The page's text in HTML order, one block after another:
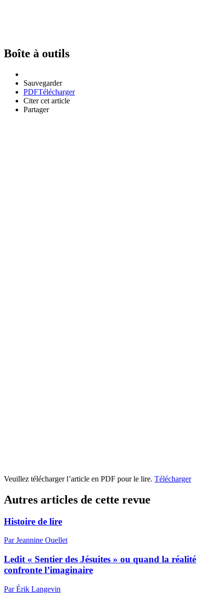
Boîte à outils
Sauvegarder
PDFTélécharger
Citer cet article
Partager
Veuillez télécharger l’article en PDF pour le lire. Télécharger
Autres articles de cette revue
Histoire de lire
Par Jeannine Ouellet
Ledit « Sentier des Jésuites » ou quand la réalité
confronte l’imaginaire
Par Érik Langevin